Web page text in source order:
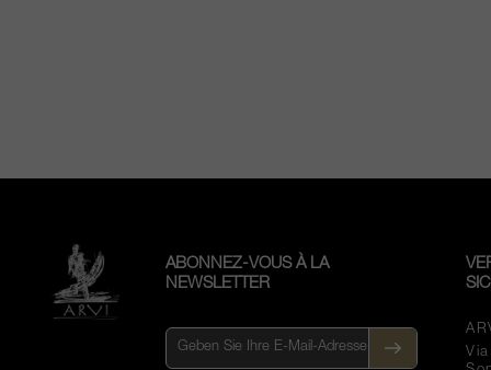
ABONNEZ-VOUS À LA
NEWSLETTER